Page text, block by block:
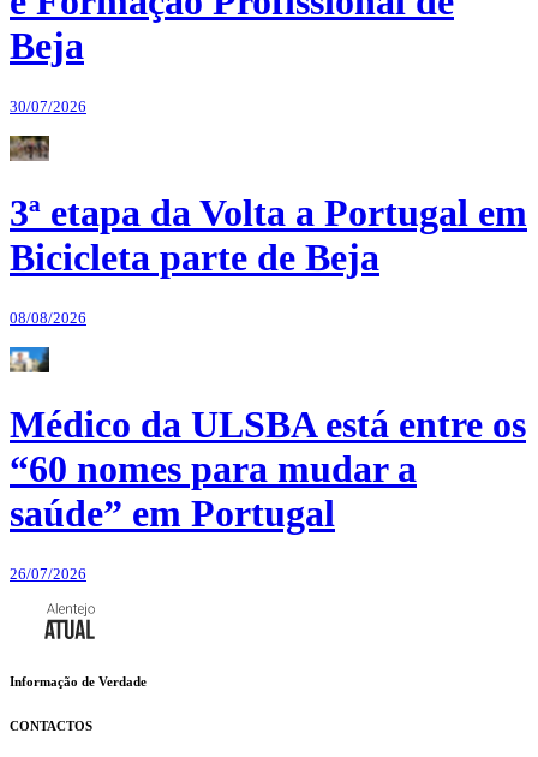
Beja
30/07/2026
3ª etapa da Volta a Portugal em
Bicicleta parte de Beja
08/08/2026
Médico da ULSBA está entre os
“60 nomes para mudar a
saúde” em Portugal
26/07/2026
Informação de Verdade
CONTACTOS